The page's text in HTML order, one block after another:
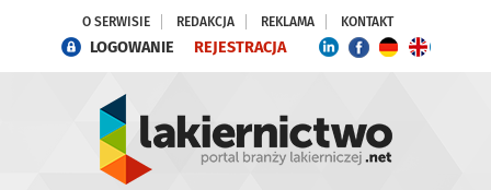
O SERWISIE REDAKCJA REKLAMA KONTAKT
LOGOWANIE REJESTRACJA